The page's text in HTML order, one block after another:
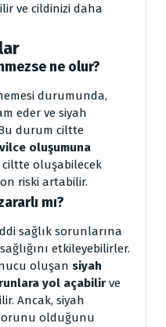
ve cildinizi daha
ne olur?
durumunda,
eder ve siyah
durum ciltte
oluşumuna
ciltte oluşabilecek
riski artabilir.
mı?
sağlık sorunlarına
etkileyebilirler.
oluşan siyah
yol açabilir ve
Ancak, siyah
olduğunu